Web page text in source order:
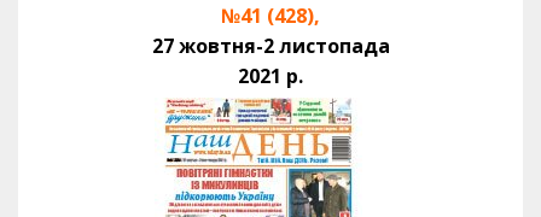
№41 (428),
27 жовтня-2 листопада
2021 р.